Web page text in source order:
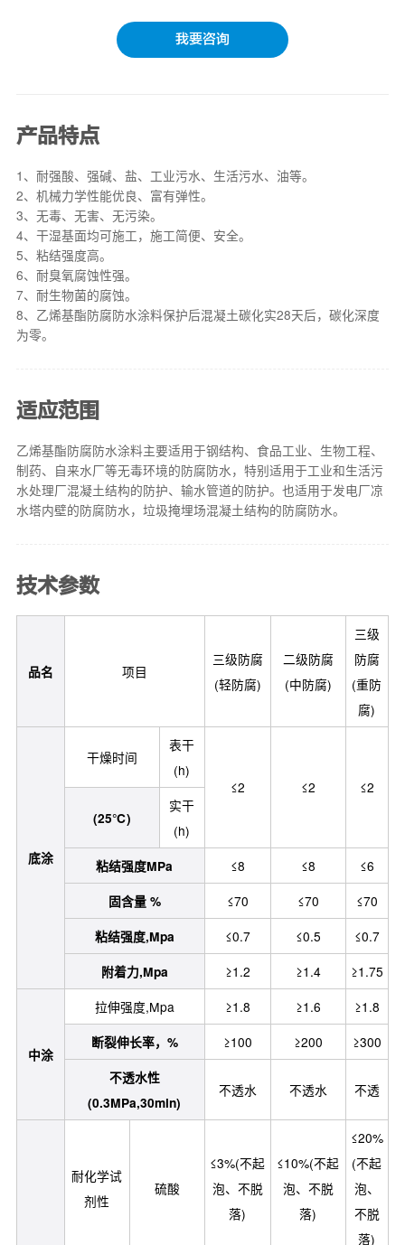
我要咨询
产品特点
1、耐强酸、强碱、盐、工业污水、生活污水、油等。
2、机械力学性能优良、富有弹性。
3、无毒、无害、无污染。
4、干湿基面均可施工，施工简便、安全。
5、粘结强度高。
6、耐臭氧腐蚀性强。
7、耐生物菌的腐蚀。
8、乙烯基酯防腐防水涂料保护后混凝土碳化实28天后，碳化深度
为零。
适应范围
乙烯基酯防腐防水涂料主要适用于钢结构、食品工业、生物工程、
制药、自来水厂等无毒环境的防腐防水，特别适用于工业和生活污
水处理厂混凝土结构的防护、输水管道的防护。也适用于发电厂凉
水塔内壁的防腐防水，垃圾掩埋场混凝土结构的防腐防水。
技术参数
品名 项目
三级防腐
(轻防腐)
二级防腐
(中防腐)
三级
防腐
(重防
腐)
底涂
干燥时间
表干
(h)
≤2
≤2
≤2
(25℃)
实干
(h)
粘结强度MPa
≤8 ≤8
≤6
固含量 %
≤70 ≤70
≤70
粘结强度,Mpa
≤0.7 ≤0.5
≤0.7
附着力,Mpa
≥1.2 ≥1.4 ≥1.75
中涂
拉伸强度,Mpa ≥1.8 ≥1.6
≥1.8
断裂伸长率，%
≥100 ≥200
≥300
不透水性
(0.3MPa,30min)
不透水 不透水 不透
耐化学试
剂性
硫酸
≤3%(不起
泡、不脱
落)
≤10%(不起
泡、不脱
落)
≤20%
(不起
泡、
不脱
落)